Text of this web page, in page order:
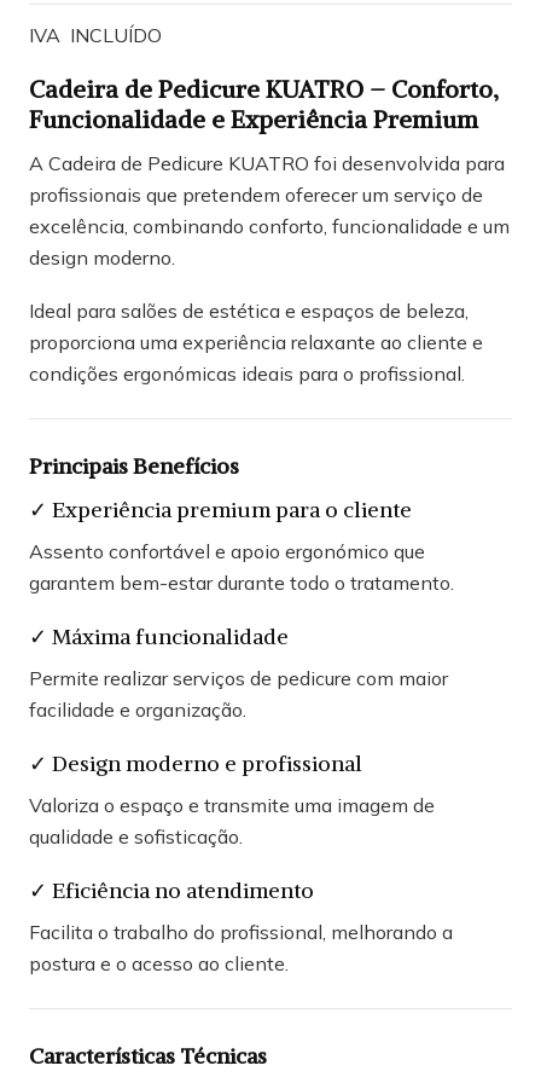
IVA INCLUÍDO
Cadeira de Pedicure KUATRO – Conforto,
Funcionalidade e Experiência Premium
A Cadeira de Pedicure KUATRO foi desenvolvida para
profissionais que pretendem oferecer um serviço de
excelência, combinando conforto, funcionalidade e um
design moderno.
Ideal para salões de estética e espaços de beleza,
proporciona uma experiência relaxante ao cliente e
condições ergonómicas ideais para o profissional.
Principais Benefícios
✓ Experiência premium para o cliente
Assento confortável e apoio ergonómico que
garantem bem-estar durante todo o tratamento.
✓ Máxima funcionalidade
Permite realizar serviços de pedicure com maior
facilidade e organização.
✓ Design moderno e profissional
Valoriza o espaço e transmite uma imagem de
qualidade e sofisticação.
✓ Eficiência no atendimento
Facilita o trabalho do profissional, melhorando a
postura e o acesso ao cliente.
Características Técnicas